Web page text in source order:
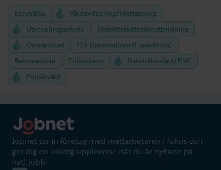
Elevhälsa
Vårdavdelning/Mottagning
Utvecklingsarbete
Distriktssköterskeutbildning
Omvårdnad
ITS (internationell spedition)
Barnmedicin
Fritidshem
Barnhälsovård/BVC
Primärvård
Jobnet tar in företag med medarbetaren i fokus och
ger dig en smidig upplevelse när du är nyfiken på
nytt jobb.